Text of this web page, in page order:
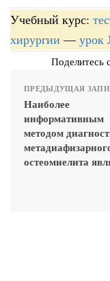
Учебный курс:
хирургии —
Поделитесь
ПРЕДЫДУЩАЯ
Наиболее
информативным
методом
остеомиелита